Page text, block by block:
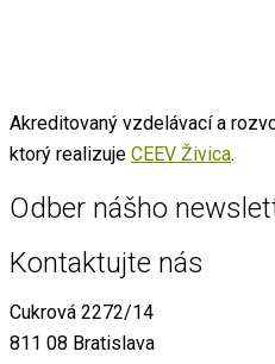
Akreditovaný vzdelávací a
ktorý realizuje CEEV Živica.
Odber nášho
Kontaktujte nás
Cukrová 2272/14
811 08 Bratislava